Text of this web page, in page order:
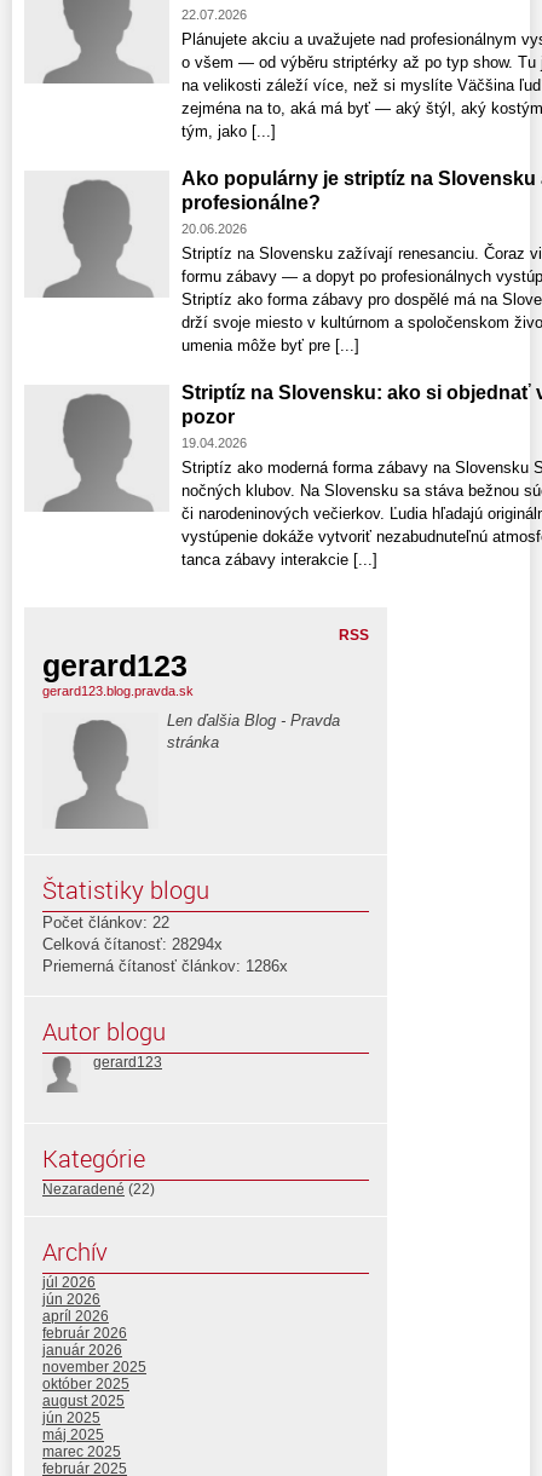
22.07.2026
Plánujete akciu a uvažujete nad profesionálnym
o všem — od výběru striptérky až po typ show. Tu
na velikosti záleží více, než si myslíte Väčšina
zejména na to, aká má byť — aký štýl, aký
tým, jako [...]
Ako populárny je striptíz na
profesionálne?
20.06.2026
Striptíz na Slovensku zažívají renesanciu. Čoraz
formu zábavy — a dopyt po profesionálnych
Striptíz ako forma zábavy pro dospělé má na
drží svoje miesto v kultúrnom a spoločenskom
umenia môže byť pre [...]
Striptíz na Slovensku: ako si objednať
pozor
19.04.2026
Striptíz ako moderná forma zábavy na Slovensku
nočných klubov. Na Slovensku sa stáva bežnou
či narodeninových večierkov. Ľudia hľadajú
vystúpenie dokáže vytvoriť nezabudnuteľnú
tanca zábavy interakcie [...]
RSS
gerard123
gerard123.blog.pravda.sk
Len ďalšia Blog - Pravda
stránka
Štatistiky blogu
Počet článkov: 22
Celková čítanosť: 28294x
Priemerná čítanosť článkov: 1286x
Autor blogu
gerard123
Kategórie
Nezaradené (22)
Archív
júl 2026
jún 2026
apríl 2026
február 2026
január 2026
november 2025
október 2025
august 2025
jún 2025
máj 2025
marec 2025
február 2025